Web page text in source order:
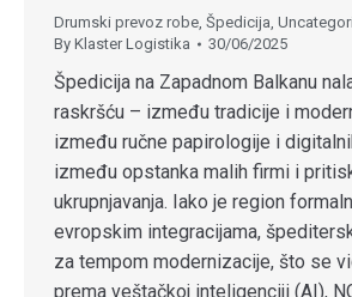
Drumski prevoz robe Špedicija
By Klaster Logistika 30/06/2025
Špedicija na Zapadnom Balkanu
raskršću – između tradicije i
između ručne papirologije i
između opstanka malih firmi i
ukrupnjavanja. Iako je region
evropskim integracijama,
za tempom modernizacije, što se
prema veštačkoj inteligenciji (AI),